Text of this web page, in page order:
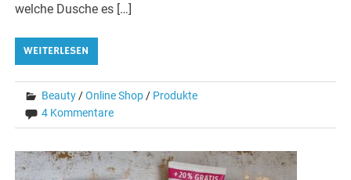
welche Dusche es […]
WEITERLESEN
Beauty /Online Shop / Produkte
4 Kommentare